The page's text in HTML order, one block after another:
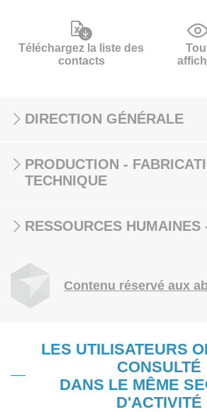
Téléchargez la liste des
contacts
DIRECTION GÉNÉRALE
PRODUCTION -
TECHNIQUE
RESSOURCES HUMAINES
Contenu réservé aux
LES UTILISATEURS
CONSULTÉ
DANS LE MÊME
D'ACTIVITÉ